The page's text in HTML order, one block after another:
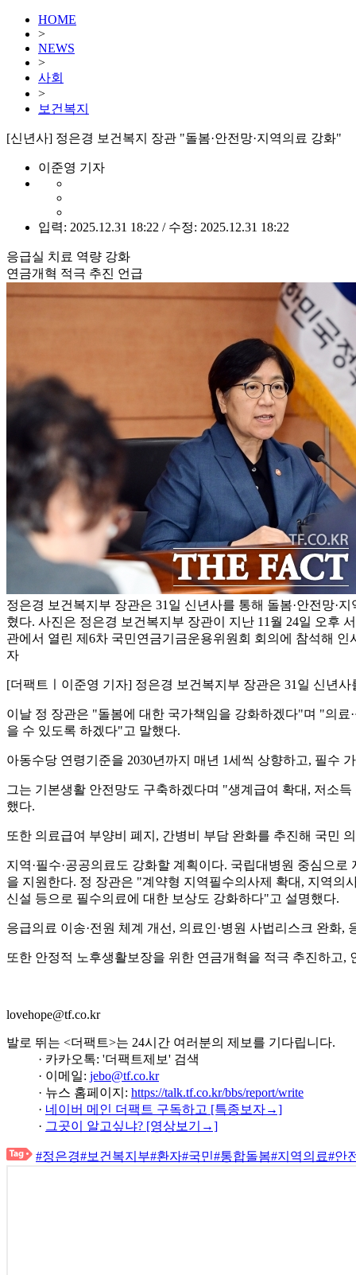
HOME
>
NEWS
>
사회
>
보건복지
[신년사] 정은경 보건복지 장관 "돌봄·안전망·지역의료 강화"
이준영 기자
입력: 2025.12.31 18:22 / 수정: 2025.12.31 18:22
응급실 치료 역량 강화
연금개혁 적극 추진 언급
정은경 보건복지부 장관은 31일 신년사를 통해 돌봄·안전망·
혔다. 사진은 정은경 보건복지부 장관이 지난 11월 24일 오후
관에서 열린 제6차 국민연금기금운용위원회 회의에 참석해 인
자
[더팩트ㅣ이준영 기자] 정은경 보건복지부 장관은 31일 신년
이날 정 장관은 "돌봄에 대한 국가책임을 강화하겠다"며 "의료
을 수 있도록 하겠다"고 말했다.
아동수당 연령기준을 2030년까지 매년 1세씩 상향하고, 필수
그는 기본생활 안전망도 구축하겠다며 "생계급여 확대, 저소
했다.
또한 의료급여 부양비 폐지, 간병비 부담 완화를 추진해 국민
지역·필수·공공의료도 강화할 계획이다. 국립대병원 중심으
을 지원한다. 정 장관은 "계약형 지역필수의사제 확대, 지역
신설 등으로 필수의료에 대한 보상도 강화하다"고 설명했다.
응급의료 이송·전원 체계 개선, 의료인·병원 사법리스크 완화
또한 안정적 노후생활보장을 위한 연금개혁을 적극 추진하고
lovehope@tf.co.kr
발로 뛰는 <더팩트>는 24시간 여러분의 제보를 기다립니다.
· 카카오톡: '더팩트제보' 검색
· 이메일: jebo@tf.co.kr
· 뉴스 홈페이지: https://talk.tf.co.kr/bbs/report/write
· 네이버 메인 더팩트 구독하고 [특종보자→]
· 그곳이 알고싶냐? [영상보기→]
#정은경#보건복지부#환자#국민#통합돌봄#지역의료#안